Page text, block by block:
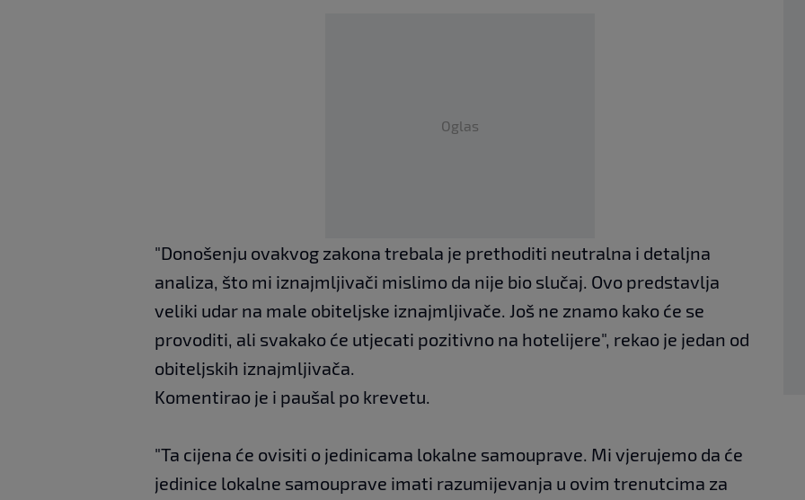
Oglas
"Donošenju ovakvog zakona trebala je prethoditi neutralna i detaljna
analiza, što mi iznajmljivači mislimo da nije bio slučaj. Ovo predstavlja
veliki udar na male obiteljske iznajmljivače. Još ne znamo kako će se
provoditi, ali svakako će utjecati pozitivno na hotelijere", rekao je jedan od
obiteljskih iznajmljivača.
Komentirao je i paušal po krevetu.
"Ta cijena će ovisiti o jedinicama lokalne samouprave. Mi vjerujemo da će
jedinice lokalne samouprave imati razumijevanja u ovim trenutcima za